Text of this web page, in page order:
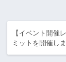
【イベント開催
ミットを開催し